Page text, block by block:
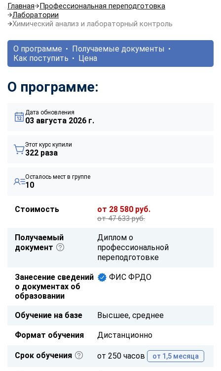
Главная
Профессиональная переподготовка
Лаборатории
Химический анализ и лабораторный контроль
О программе
Получаемые документы
Как поступить
Цена
О программе:
Дата обновления
03 августа 2026 г.
Этот курс купили
322 раза
Осталось мест в группе
10
Стоимость от 28 580 руб.
от 47 633 руб.
Получаемый
документ
Диплом о
профессиональной
переподготовке
Занесение сведений
о документах об
образовании
ФИС ФРДО
Обучение на базе Высшее, среднее
Формат обучения Дистанционно
Срок обучения от 250 часов от 1,5 месяца